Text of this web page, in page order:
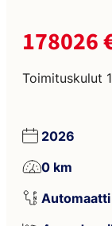
178026
Toimituskulut
2026
0 km
Automaatti